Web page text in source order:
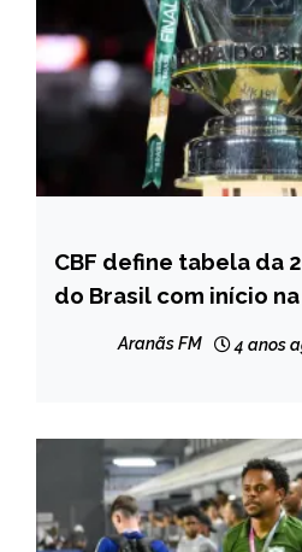
ESPORTES
CBF define tabela da
do Brasil com início
Aranãs FM 4 anos